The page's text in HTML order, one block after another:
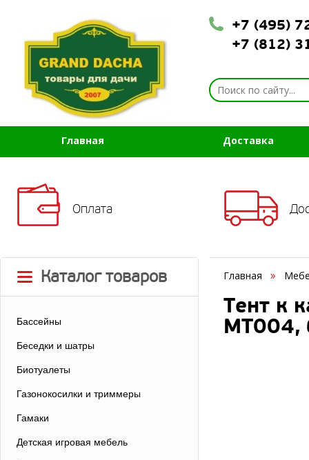
+7 (495)
+7 (812)
Главная Доставка
Оплата
Каталог товаров
Бассейны
Беседки и шатры
Биотуалеты
Газонокосилки и триммеры
Гамаки
Детская игровая мебель
Главная
Тент к
МТ004,